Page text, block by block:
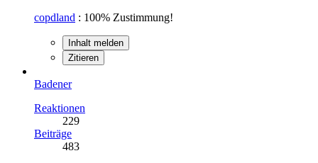
copdland : 100% Zustimmung!
Inhalt melden
Zitieren
Badener
Reaktionen
229
Beiträge
483